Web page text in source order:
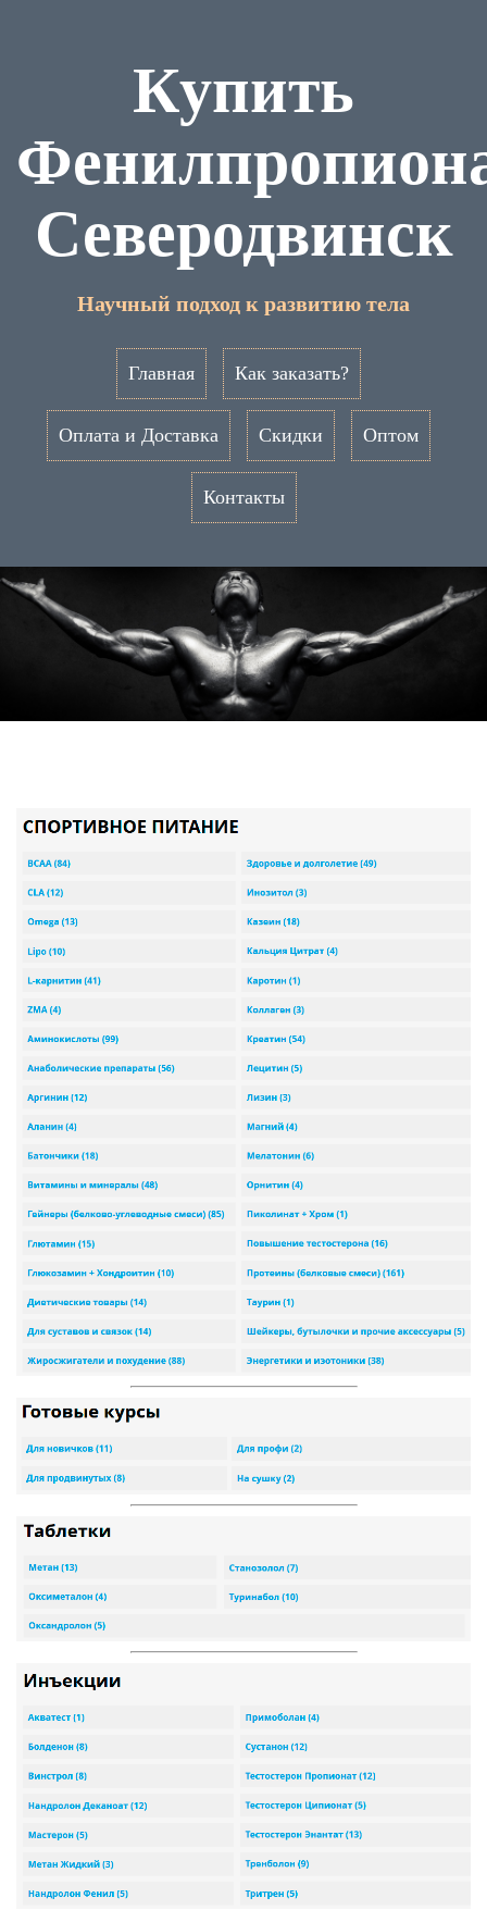
Купить
Северодвинск
Научный подход к развитию тела
Главная Как заказать?
Оплата и Доставка Скидки Оптом
Контакты